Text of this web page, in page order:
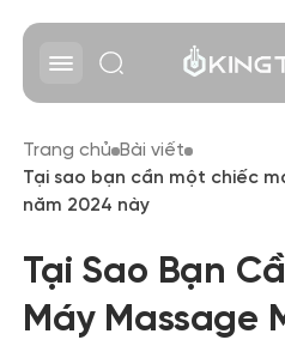
Trang chủ Bài viết
Tại sao bạn cần một chiếc
năm 2024 này
Tại Sao Bạn
Máy Massage